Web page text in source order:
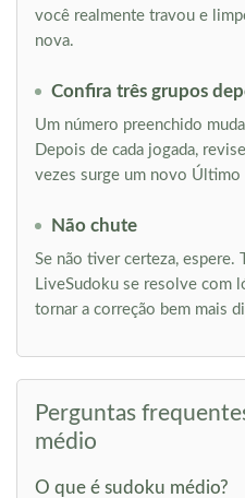
você realmente travou e
nova.
Confira três grupos
Um número preenchido
Depois de cada jogada,
vezes surge um novo
Não chute
Se não tiver certeza, espere.
LiveSudoku se resolve com
tornar a correção bem mais
Perguntas
médio
O que é sudoku médio?